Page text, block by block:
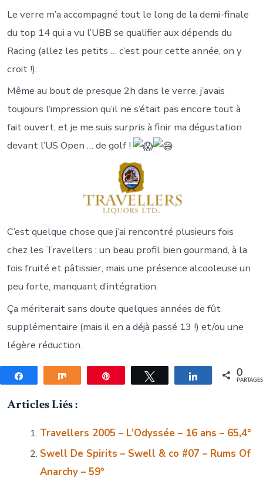
Le verre m’a accompagné tout le long de la demi-finale
du top 14 qui a vu l’UBB se qualifier aux dépends du
Racing (allez les petits … c’est pour cette année, on y
croit !).
Même au bout de presque 2h dans le verre, j’avais
toujours l’impression qu’il ne s’était pas encore tout à
fait ouvert, et je me suis surpris à finir ma dégustation
devant l’US Open … de golf !
C’est quelque chose que j’ai rencontré plusieurs fois
chez les Travellers : un beau profil bien gourmand, à la
fois fruité et pâtissier, mais une présence alcooleuse un
peu forte, manquant d’intégration.
Ça mériterait sans doute quelques années de fût
supplémentaire (mais il en a déjà passé 13 !) et/ou une
légère réduction.
Partagez Partagez Tweetez Partagez 0
PARTAGES
Articles Liés :
Travellers 2005 – L’Odyssée – 16 ans – 65,4°
Swell De Spirits – Swell & co #07 – Rums Of
Anarchy – 59°